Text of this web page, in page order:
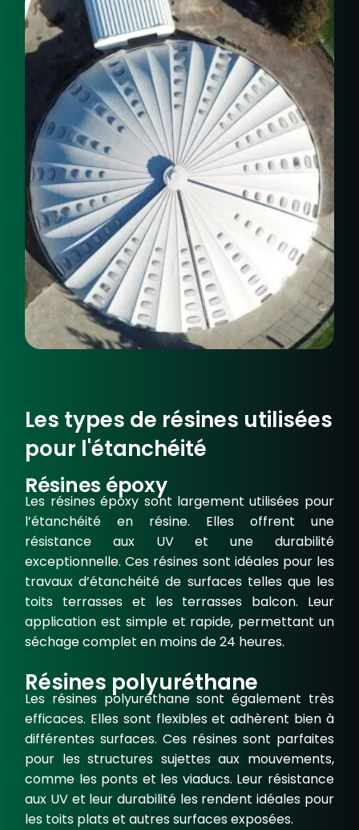
Les types de résines utilisées
pour l'étanchéité
Résines époxy
Les résines époxy sont largement utilisées pour
l’étanchéité en résine. Elles offrent une
résistance aux UVet une durabilité
exceptionnelle. Ces résines sont idéales pour les
travaux d’étanchéité de surfaces telles que les
toits terrasses et les terrasses balcon. Leur
application est simple et rapide, permettant un
séchage complet en moins de 24 heures.
Résines polyuréthane
Les résines polyuréthanesont également très
efficaces. Elles sont flexibles et adhèrent bien à
différentes surfaces. Ces résines sont parfaites
pour les structures sujettes aux mouvements,
comme les ponts et les viaducs. Leur résistance
aux UV et leur durabilité les rendent idéales pour
les toits platset autres surfaces exposées.